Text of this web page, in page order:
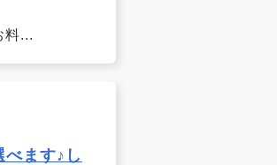
料...
ます♪し